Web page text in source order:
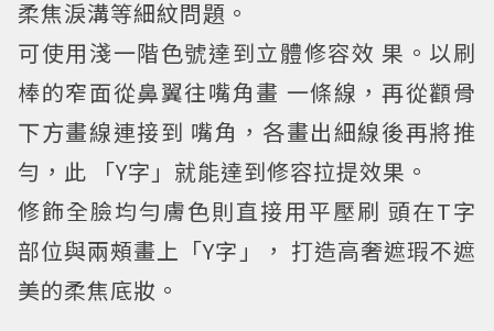
柔焦淚溝等細紋問題。
可使用淺一階色號達到立體修容效 果。以刷
棒的窄面從鼻翼往嘴角畫 一條線，再從顴骨
下方畫線連接到 嘴角，各畫出細線後再將推
勻，此 「Y字」就能達到修容拉提效果。
修飾全臉均勻膚色則直接用平壓刷 頭在T字
部位與兩頰畫上「Y字」， 打造高奢遮瑕不遮
美的柔焦底妝。